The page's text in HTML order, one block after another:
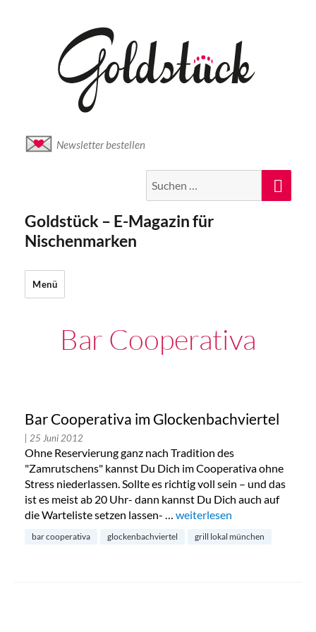
Newsletter bestellen
nach:
Goldstück – E-Magazin für
Nischenmarken
Menü
Bar Cooperativa
Bar Cooperativa im Glockenbachviertel
| 25 Juni 2012
Ohne Reservierung ganz nach Tradition des
"Zamrutschens" kannst Du Dich im Cooperativa ohne
Stress niederlassen. Sollte es richtig voll sein – und das
ist es meist ab 20 Uhr- dann kannst Du Dich auch auf
die Warteliste setzen lassen- … „Bar Cooperativa im
weiterlesen
bar cooperativa glockenbachviertel grill lokal münchen